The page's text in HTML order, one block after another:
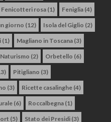
Fenicotteri rosa (1) Feniglia (4)
giorno (12) Isola del Giglio (2)
(1) Magliano in Toscana (3)
Naturismo (2) Orbetello (6)
Pitigliano (3)
(3) Ricette casalinghe (4)
(6) Roccalbegna (1)
(5) Stato dei Presidi (3)